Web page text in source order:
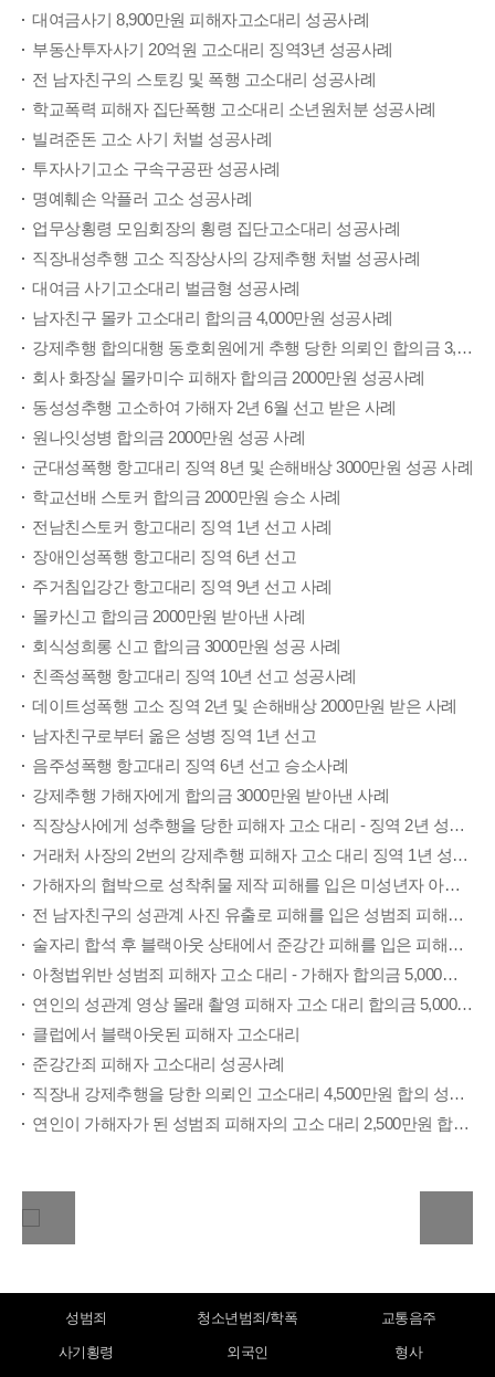
대여금사기 8,900만원 피해자고소대리 성공사례
부동산투자사기 20억원 고소대리 징역3년 성공사례
전 남자친구의 스토킹 및 폭행 고소대리 성공사례
학교폭력 피해자 집단폭행 고소대리 소년원처분 성공사례
빌려준돈 고소 사기 처벌 성공사례
투자사기고소 구속구공판 성공사례
명예훼손 악플러 고소 성공사례
업무상횡령 모임회장의 횡령 집단고소대리 성공사례
직장내성추행 고소 직장상사의 강제추행 처벌 성공사례
대여금 사기고소대리 벌금형 성공사례
남자친구 몰카 고소대리 합의금 4,000만원 성공사례
강제추행 합의대행 동호회원에게 추행 당한 의뢰인 합의금 3,500만원 성공사례
회사 화장실 몰카미수 피해자 합의금 2000만원 성공사례
동성성추행 고소하여 가해자 2년 6월 선고 받은 사례
원나잇성병 합의금 2000만원 성공 사례
군대성폭행 항고대리 징역 8년 및 손해배상 3000만원 성공 사례
학교선배 스토커 합의금 2000만원 승소 사례
전남친스토커 항고대리 징역 1년 선고 사례
장애인성폭행 항고대리 징역 6년 선고
주거침입강간 항고대리 징역 9년 선고 사례
몰카신고 합의금 2000만원 받아낸 사례
회식성희롱 신고 합의금 3000만원 성공 사례
친족성폭행 항고대리 징역 10년 선고 성공사례
데이트성폭행 고소 징역 2년 및 손해배상 2000만원 받은 사례
남자친구로부터 옮은 성병 징역 1년 선고
음주성폭행 항고대리 징역 6년 선고 승소사례
강제추행 가해자에게 합의금 3000만원 받아낸 사례
직장상사에게 성추행을 당한 피해자 고소 대리 - 징역 2년 성공사례
거래처 사장의 2번의 강제추행 피해자 고소 대리 징역 1년 성공사례
가해자의 협박으로 성착취물 제작 피해를 입은 미성년자 아청법위반 가해자 징역2년 성공사례
전 남자친구의 성관계 사진 유출로 피해를 입은 성범죄 피해자 고소 대리 - 징역 1년 집행유예 2년 성공사례
술자리 합석 후 블랙아웃 상태에서 준강간 피해를 입은 피해자 고소 대리 - 6,000만원 합의 성공사례
아청법위반 성범죄 피해자 고소 대리 - 가해자 합의금 5,000만원 성공사례
연인의 성관계 영상 몰래 촬영 피해자 고소 대리 합의금 5,000만원 징역1년 집행유예2년 성공사례
클럽에서 블랙아웃된 피해자 고소대리
준강간죄 피해자 고소대리 성공사례
직장내 강제추행을 당한 의뢰인 고소대리 4,500만원 합의 성공사례
연인이 가해자가 된 성범죄 피해자의 고소 대리 2,500만원 합의 및 집행유예 처벌 성공사례
성범죄 청소년범죄/학폭 교통음주
사기횡령 외국인 형사